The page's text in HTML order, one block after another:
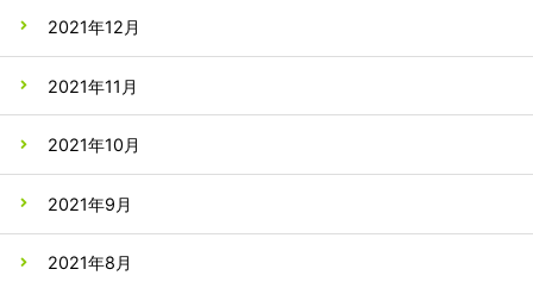
2021年12月
2021年11月
2021年10月
2021年9月
2021年8月